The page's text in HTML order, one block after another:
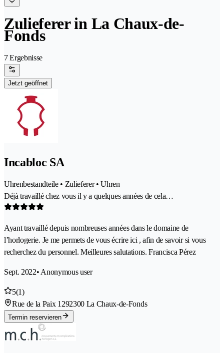
Zulieferer in La Chaux-de-
Fonds
7 Ergebnisse
Jetzt geöffnet
Incabloc SA
Uhrenbestandteile • Zulieferer • Uhren
Déjà travaillé chez vous il y a quelques années de cela…
Ayant travaillé depuis nombreuses années dans le domaine de
l’horlogerie. Je me permets de vous écrire ici , afin de savoir si vous
recherchez du personnel. Meilleures salutations. Francisca Pérez
Sept. 2022• Anonymous user
5(1)
Rue de la Paix 1292300 La Chaux-de-Fonds
Termin reservieren